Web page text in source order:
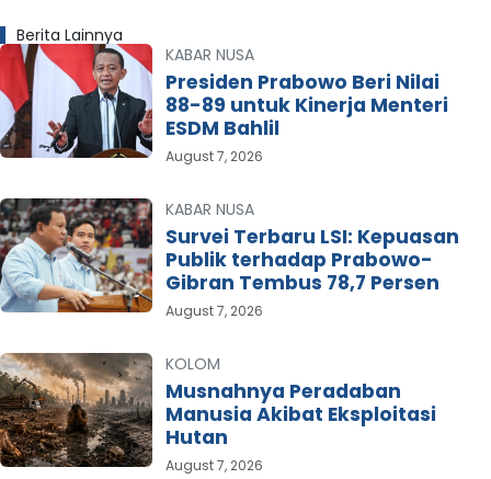
Berita Lainnya
KABAR NUSA
Presiden Prabowo Beri Nilai
88-89 untuk Kinerja Menteri
ESDM Bahlil
August 7, 2026
KABAR NUSA
Survei Terbaru LSI: Kepuasan
Publik terhadap Prabowo-
Gibran Tembus 78,7 Persen
August 7, 2026
KOLOM
Musnahnya Peradaban
Manusia Akibat Eksploitasi
Hutan
August 7, 2026